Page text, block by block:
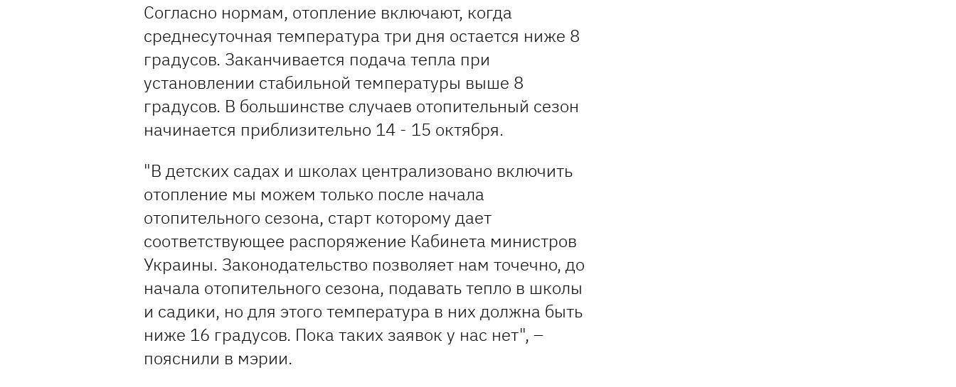
Согласно нормам, отопление включают, когда
среднесуточная температура три дня остается ниже 8
градусов. Заканчивается подача тепла при
установлении стабильной температуры выше 8
градусов. В большинстве случаев отопительный сезон
начинается приблизительно 14 - 15 октября.
"В детских садах и школах централизовано включить
отопление мы можем только после начала
отопительного сезона, старт которому дает
соответствующее распоряжение Кабинета министров
Украины. Законодательство позволяет нам точечно, до
начала отопительного сезона, подавать тепло в школы
и садики, но для этого температура в них должна быть
ниже 16 градусов. Пока таких заявок у нас нет", –
пояснили в мэрии.